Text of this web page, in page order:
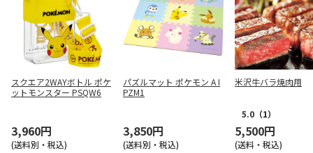
スクエア2WAYボトル ポケ
ットモンスター PSQW6
3,960円
(送料別・税込)
パズルマット ポケモン A I
PZM1
3,850円
(送料別・税込)
米沢牛バラ焼肉用
5.0 （1）
5,500円
(送料・税込)